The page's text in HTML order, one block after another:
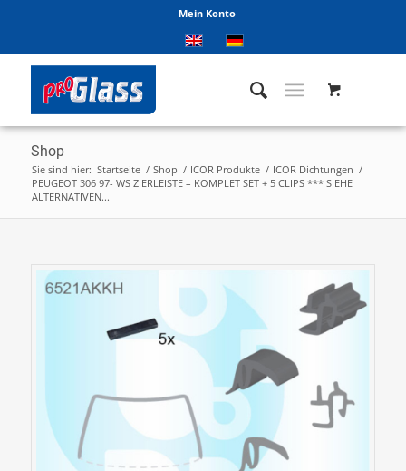
Mein Konto
Shop
Sie sind hier: Startseite / Shop / ICOR Produkte / ICOR Dichtungen /
PEUGEOT 306 97- WS ZIERLEISTE – KOMPLET SET + 5 CLIPS *** SIEHE
ALTERNATIVEN...